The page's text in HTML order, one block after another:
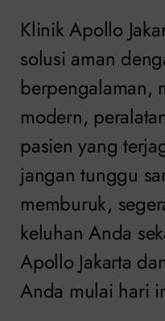
Klinik Apollo
solusi aman
berpengalaman,
modern,
pasien yang
jangan tunggu
memburuk,
keluhan Anda
Apollo Jakarta
Anda mulai hari